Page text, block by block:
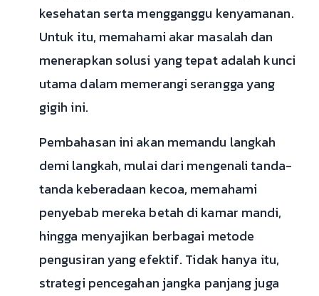
kesehatan serta mengganggu kenyamanan.
Untuk itu, memahami akar masalah dan
menerapkan solusi yang tepat adalah kunci
utama dalam memerangi serangga yang
gigih ini.
Pembahasan ini akan memandu langkah
demi langkah, mulai dari mengenali tanda-
tanda keberadaan kecoa, memahami
penyebab mereka betah di kamar mandi,
hingga menyajikan berbagai metode
pengusiran yang efektif. Tidak hanya itu,
strategi pencegahan jangka panjang juga